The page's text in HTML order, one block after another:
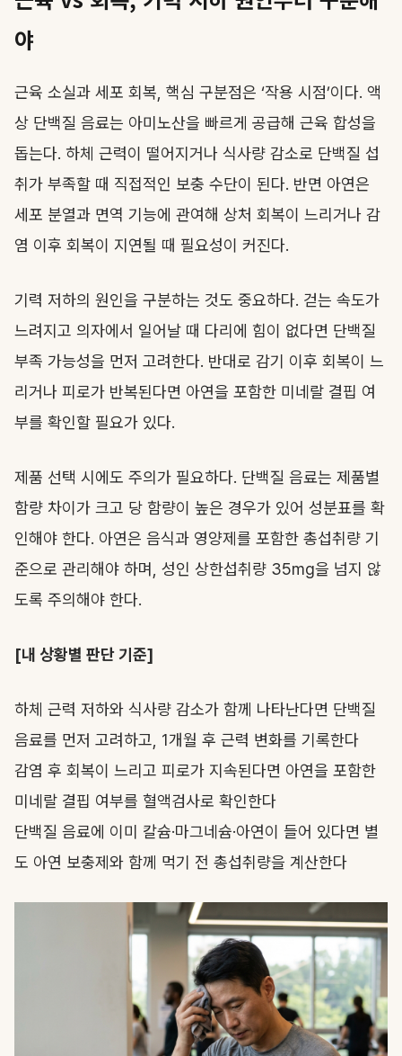
야
근육 소실과 세포 회복, 핵심 구분점은 ‘작용 시점’이다. 액
상 단백질 음료는 아미노산을 빠르게 공급해 근육 합성을
돕는다. 하체 근력이 떨어지거나 식사량 감소로 단백질 섭
취가 부족할 때 직접적인 보충 수단이 된다. 반면 아연은
세포 분열과 면역 기능에 관여해 상처 회복이 느리거나 감
염 이후 회복이 지연될 때 필요성이 커진다.
기력 저하의 원인을 구분하는 것도 중요하다. 걷는 속도가
느려지고 의자에서 일어날 때 다리에 힘이 없다면 단백질
부족 가능성을 먼저 고려한다. 반대로 감기 이후 회복이 느
리거나 피로가 반복된다면 아연을 포함한 미네랄 결핍 여
부를 확인할 필요가 있다.
제품 선택 시에도 주의가 필요하다. 단백질 음료는 제품별
함량 차이가 크고 당 함량이 높은 경우가 있어 성분표를 확
인해야 한다. 아연은 음식과 영양제를 포함한 총섭취량 기
준으로 관리해야 하며, 성인 상한섭취량 35mg을 넘지 않
도록 주의해야 한다.
[내 상황별 판단 기준]
하체 근력 저하와 식사량 감소가 함께 나타난다면 단백질
음료를 먼저 고려하고, 1개월 후 근력 변화를 기록한다
감염 후 회복이 느리고 피로가 지속된다면 아연을 포함한
미네랄 결핍 여부를 혈액검사로 확인한다
단백질 음료에 이미 칼슘·마그네슘·아연이 들어 있다면 별
도 아연 보충제와 함께 먹기 전 총섭취량을 계산한다